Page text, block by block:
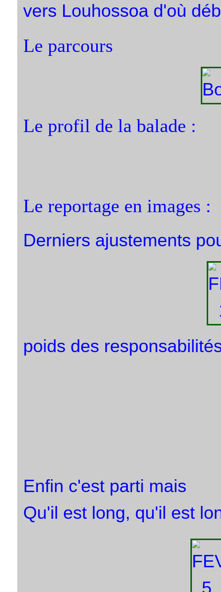
vers Louhossoa d'où
Le parcours
Le profil de la balade :
Le reportage en images :
Derniers ajustements
poids des
Enfin c'est parti mais
Qu'il est long, qu'il est